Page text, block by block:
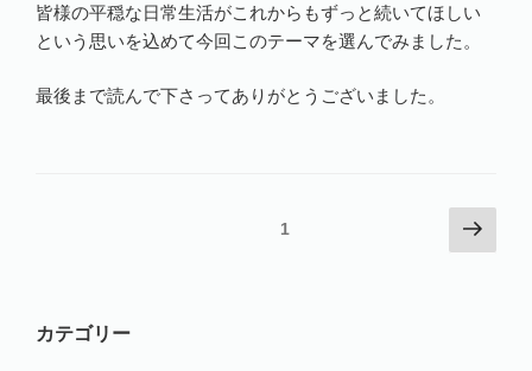
皆様の平穏な日常生活がこれからもずっと続いてほしい
という思いを込めて今回このテーマを選んでみました。
最後まで読んで下さってありがとうございました。
ペ
1
次
の
カテゴリー